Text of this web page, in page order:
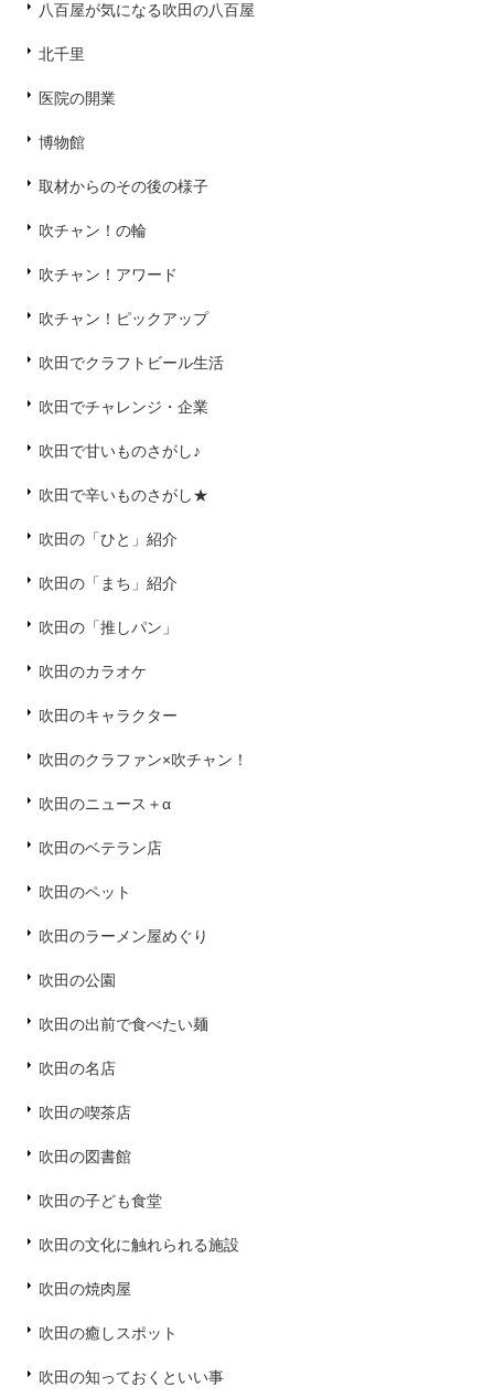
八百屋が気になる吹田の八百屋
北千里
医院の開業
博物館
取材からのその後の様子
吹チャン！の輪
吹チャン！アワード
吹チャン！ピックアップ
吹田でクラフトビール生活
吹田でチャレンジ・企業
吹田で甘いものさがし♪
吹田で辛いものさがし★
吹田の「ひと」紹介
吹田の「まち」紹介
吹田の「推しパン」
吹田のカラオケ
吹田のキャラクター
吹田のクラファン×吹チャン！
吹田のニュース＋α
吹田のベテラン店
吹田のペット
吹田のラーメン屋めぐり
吹田の公園
吹田の出前で食べたい麺
吹田の名店
吹田の喫茶店
吹田の図書館
吹田の子ども食堂
吹田の文化に触れられる施設
吹田の焼肉屋
吹田の癒しスポット
吹田の知っておくといい事